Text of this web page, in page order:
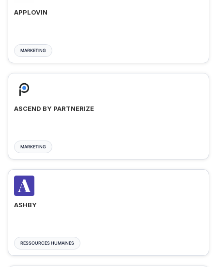
APPLOVIN
MARKETING
ASCEND BY PARTNERIZE
MARKETING
ASHBY
RESSOURCES HUMAINES